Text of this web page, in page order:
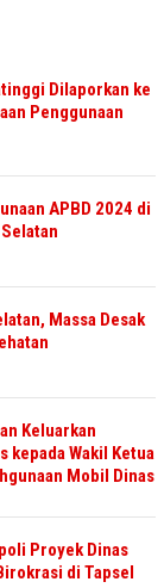
Dilaporkan ke
Penggunaan
APBD 2024 di
Massa Desak
Keluarkan
kepada Wakil Ketua
Mobil Dinas
Proyek Dinas
di Tapsel